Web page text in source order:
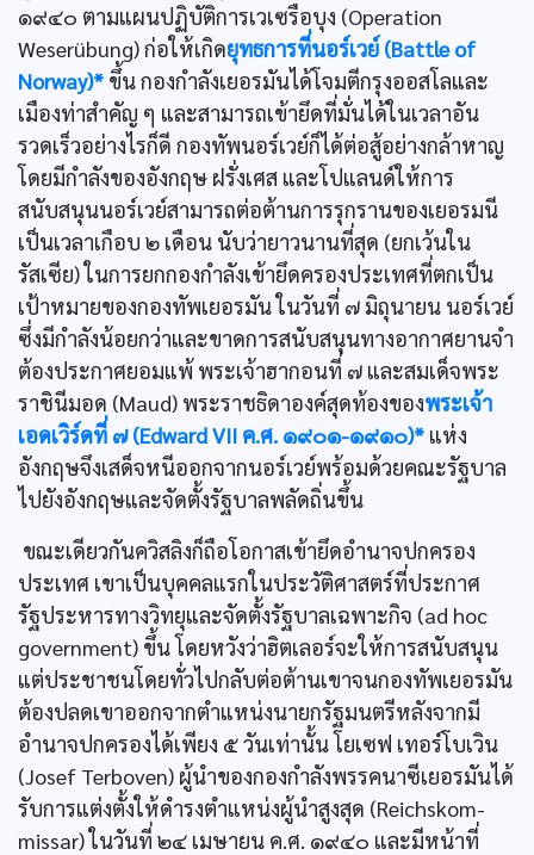
๑๙๔๐ ตามแผนปฏิบัติการเวเซรือบุง (Operation
Weserübung) ก่อให้เกิดยุทธการที่นอร์เวย์ (Battle of
Norway)* ขึ้น กองกำลังเยอรมันได้โจมตีกรุงออสโลและ
เมืองท่าสำคัญ ๆ และสามารถเข้ายึดที่มั่นได้ในเวลาอัน
รวดเร็วอย่างไรก็ดี กองทัพนอร์เวย์ก็ได้ต่อสู้อย่างกล้าหาญ
โดยมีกำลังของอังกฤษ ฝรั่งเศส และโปแลนด์ให้การ
สนับสนุนนอร์เวย์สามารถต่อต้านการรุกรานของเยอรมนี
เป็นเวลาเกือบ ๒ เดือน นับว่ายาวนานที่สุด (ยกเว้นใน
รัสเซีย) ในการยกกองกำลังเข้ายึดครองประเทศที่ตกเป็น
เป้าหมายของกองทัพเยอรมัน ในวันที่ ๗ มิถุนายน นอร์เวย์
ซึ่งมีกำลังน้อยกว่าและขาดการสนับสนุนทางอากาศยานจำ
ต้องประกาศยอมแพ้ พระเจ้าฮากอนที่ ๗ และสมเด็จพระ
ราชินีมอด (Maud) พระราชธิดาองค์สุดท้องของพระเจ้า
เอดเวิร์ดที่ ๗ (Edward VII ค.ศ. ๑๙๐๑-๑๙๑๐)* แห่ง
อังกฤษจึงเสด็จหนีออกจากนอร์เวย์พร้อมด้วยคณะรัฐบาล
ไปยังอังกฤษและจัดตั้งรัฐบาลพลัดถิ่นขึ้น
ขณะเดียวกันควิสลิงก็ถือโอกาสเข้ายึดอำนาจปกครอง
ประเทศ เขาเป็นบุคคลแรกในประวัติศาสตร์ที่ประกาศ
รัฐประหารทางวิทยุและจัดตั้งรัฐบาลเฉพาะกิจ (ad hoc
government) ขึ้น โดยหวังว่าฮิตเลอร์จะให้การสนับสนุน
แต่ประชาชนโดยทั่วไปกลับต่อต้านเขาจนกองทัพเยอรมัน
ต้องปลดเขาออกจากตำแหน่งนายกรัฐมนตรีหลังจากมี
อำนาจปกครองได้เพียง ๕ วันเท่านั้น โยเซฟ เทอร์โบเวิน
(Josef Terboven) ผู้นำของกองกำลังพรรคนาซีเยอรมันได้
รับการแต่งตั้งให้ดำรงตำแหน่งผู้นำสูงสุด (Reichskom-
missar) ในวันที่ ๒๔ เมษายน ค.ศ. ๑๙๔๐ และมีหน้าที่